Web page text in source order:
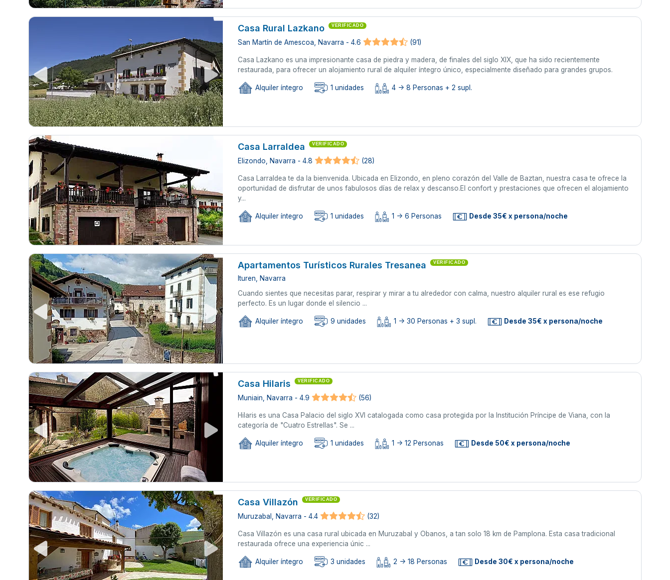
Casa Rural Lazkano VERIFICADO
San Martín de Amescoa, Navarra - 4.6 (91)
Casa Lazkano es una impresionante casa de piedra y madera, de finales del siglo XIX, que ha sido recientemente
restaurada, para ofrecer un alojamiento rural de alquiler íntegro único, especialmente diseñado para grandes grupos.
Alquiler íntegro 1 unidades 4 -> 8 Personas + 2 supl.
Casa Larraldea VERIFICADO
Elizondo, Navarra - 4.8 (28)
Casa Larraldea te da la bienvenida. Ubicada en Elizondo, en pleno corazón del Valle de Baztan, nuestra casa te ofrece la
oportunidad de disfrutar de unos fabulosos días de relax y descanso.El confort y prestaciones que ofrecen el alojamiento
y...
Alquiler íntegro 1 unidades 1 -> 6 Personas Desde 35€ x persona/noche
Apartamentos Turísticos Rurales Tresanea VERIFICADO
Ituren, Navarra
Cuando sientes que necesitas parar, respirar y mirar a tu alrededor con calma, nuestro alquiler rural es ese refugio
perfecto. Es un lugar donde el silencio ...
Alquiler íntegro 9 unidades 1 -> 30 Personas + 3 supl. Desde 35€ x persona/noche
Casa Hilaris VERIFICADO
Muniain, Navarra - 4.9 (56)
Hilaris es una Casa Palacio del siglo XVI catalogada como casa protegida por la Institución Príncipe de Viana, con la
categoría de "Cuatro Estrellas". Se ...
Alquiler íntegro 1 unidades 1 -> 12 Personas Desde 50€ x persona/noche
Casa Villazón VERIFICADO
Muruzabal, Navarra - 4.4 (32)
Casa Villazón es una casa rural ubicada en Muruzabal y Obanos, a tan solo 18 km de Pamplona. Esta casa tradicional
restaurada ofrece una experiencia únic ...
Alquiler íntegro 3 unidades 2 -> 18 Personas Desde 30€ x persona/noche